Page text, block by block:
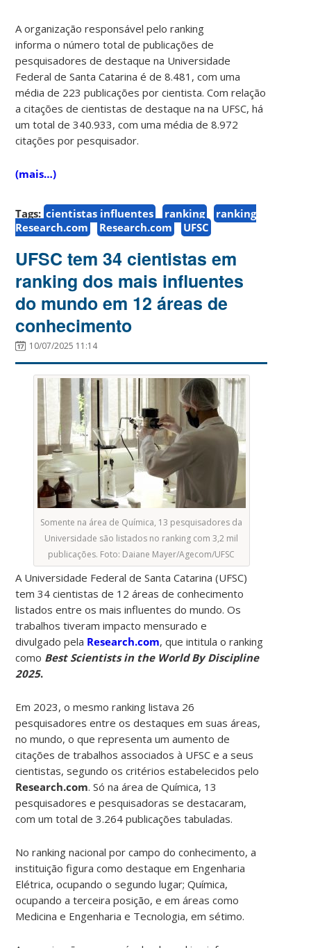
A organização responsável pelo ranking
informa o número total de publicações de
pesquisadores de destaque na Universidade
Federal de Santa Catarina é de 8.481, com uma
média de 223 publicações por cientista. Com relação
a citações de cientistas de destaque na na UFSC, há
um total de 340.933, com uma média de 8.972
citações por pesquisador.
(mais…)
Tags: cientistas influentes ranking
ranking
Research.com
Research.com UFSC
UFSC tem 34 cientistas em
ranking dos mais influentes
do mundo em 12 áreas de
conhecimento
10/07/2025 11:14
Somente na área de Química, 13 pesquisadores da
Universidade são listados no ranking com 3,2 mil
publicações. Foto: Daiane Mayer/Agecom/UFSC
A Universidade Federal de Santa Catarina (UFSC)
tem 34 cientistas de 12 áreas de conhecimento
listados entre os mais influentes do mundo. Os
trabalhos tiveram impacto mensurado e
divulgado pela Research.com, que intitula o ranking
como Best Scientists in the World By Discipline
2025.
Em 2023, o mesmo ranking listava 26
pesquisadores entre os destaques em suas áreas,
no mundo, o que representa um aumento de
citações de trabalhos associados à UFSC e a seus
cientistas, segundo os critérios estabelecidos pelo
Research.com. Só na área de Química, 13
pesquisadores e pesquisadoras se destacaram,
com um total de 3.264 publicações tabuladas.
No ranking nacional por campo do conhecimento, a
instituição figura como destaque em Engenharia
Elétrica, ocupando o segundo lugar; Química,
ocupando a terceira posição, e em áreas como
Medicina e Engenharia e Tecnologia, em sétimo.